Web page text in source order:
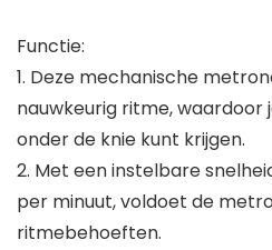
Functie:
1. Deze mechanische
nauwkeurig ritme,
onder de knie kunt krijgen.
2. Met een instelbare
per minuut, voldoet de
ritmebehoeften.